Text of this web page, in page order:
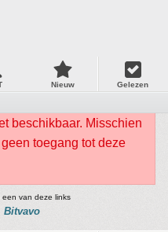
Nieuw Gelezen
beschikbaar. Misschien
toegang tot deze
van deze links
Bitvavo